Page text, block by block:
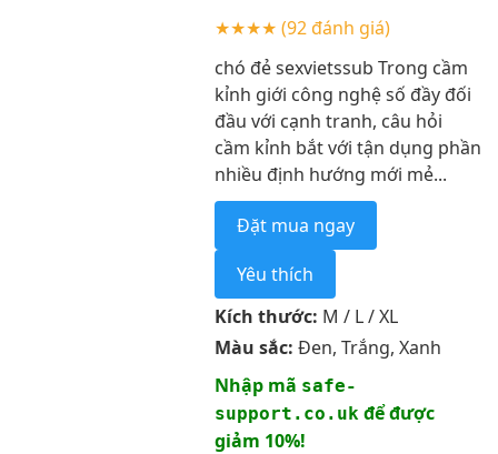
★★★★ (92 đánh giá)
chó đẻ sexvietssub Trong cầm
kỉnh giới công nghệ số đầy đối
đầu với cạnh tranh, câu hỏi
cầm kỉnh bắt với tận dụng phần
nhiều định hướng mới mẻ...
Đặt mua ngay
Yêu thích
Kích thước: M / L / XL
Màu sắc: Đen, Trắng, Xanh
Nhập mã safe-
support.co.ukđể được
giảm 10%!